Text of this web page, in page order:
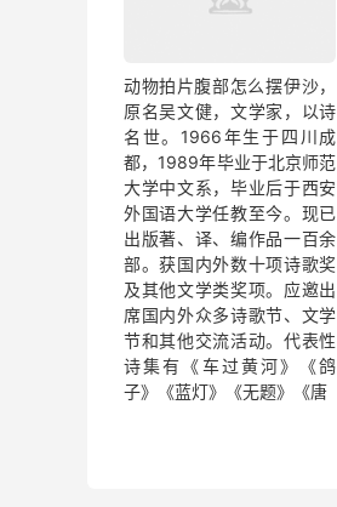
动物拍片腹部怎么摆​伊沙，
原名吴文健，文学家，以诗
名世。1966年生于四川成
都，1989年毕业于北京师范
大学中文系，毕业后于西安
外国语大学任教至今。现已
出版著、译、编作品一百余
部。获国内外数十项诗歌奖
及其他文学类奖项。应邀出
席国内外众多诗歌节、文学
节和其他交流活动。代表性
诗集有《车过黄河》《鸽
子》《蓝灯》《无题》《唐